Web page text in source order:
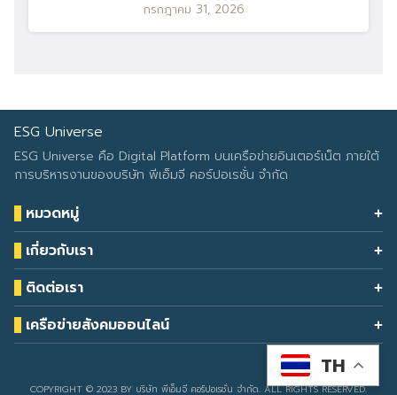
กรกฎาคม 31, 2026
ESG Universe
ESG Universe คือ Digital Platform บนเครือข่ายอินเตอร์เน็ต ภายใต้
การบริหารงานของบริษัท พีเอ็มจี คอร์ปอเรชั่น จำกัด
หมวดหมู่
Health & Wellness
Eco Icon
ESG Data
Climate Change
ESG Report
เกี่ยวกับเรา
Our Services
About Us
Contact Us
ติดต่อเรา
โทรศัพท์: 090-549-2524
เครือข่ายสังคมออนไลน์
COPYRIGHT © 2023 BY บริษัท พีเอ็มจี คอร์ปอเรชั่น จำกัด. ALL RIGHTS RESERVED.
TH
Developed bysarunyacrop